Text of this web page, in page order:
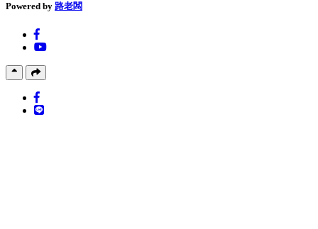
Powered by 路老闆